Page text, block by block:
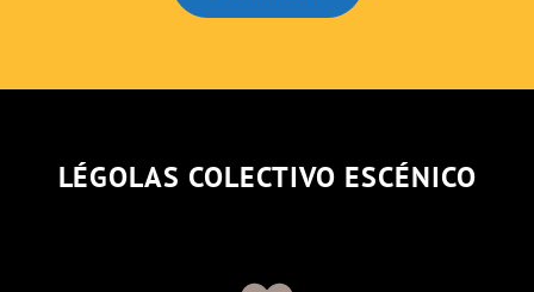
LÉGOLAS COLECTIVO ESCÉNICO